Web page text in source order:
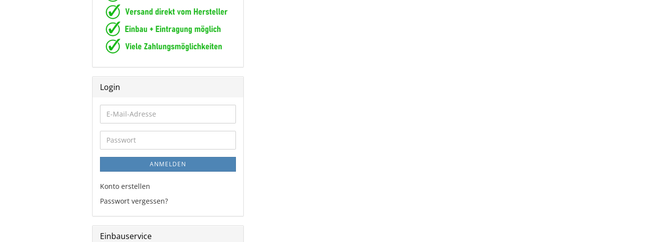
Login
E-
Mail-
Adresse
Passwort
ANMELDEN
Konto erstellen
Passwort vergessen?
Einbauservice